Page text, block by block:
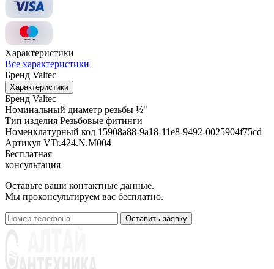
Характеристики
Все характеристики
Бренд Valtec
Характеристики
Бренд Valtec
Номинальный диаметр резьбы ½"
Тип изделия Резьбовые фитинги
Номенклатурный код 15908a88-9a18-11e8-9492-0025904f75cd
Артикул VTr.424.N.M004
Бесплатная
консультация
Оставьте ваши контактные данные.
Мы проконсультируем вас бесплатно.
Оставить заявку